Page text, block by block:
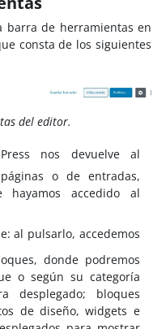
barra de herramientas en
consta de los siguientes
del editor.
nos devuelve al
o de entradas,
hayamos accedido al
al pulsarlo, accedemos
donde podremos
o según su categoría
desplegado; bloques
de diseño, widgets e